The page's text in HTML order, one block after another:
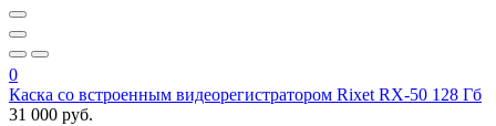
0
Каска со встроенным видеорегистратором Rixet RX-50 128 Гб
31 000 руб.